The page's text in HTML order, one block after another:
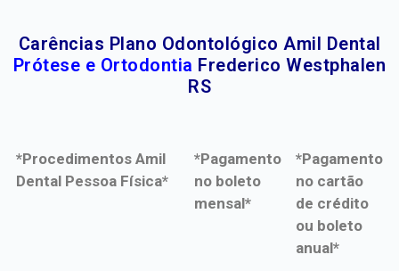
Carências Plano Odontológico Amil Dental
Prótese e Ortodontia Frederico Westphalen
RS
*Procedimentos Amil
Dental Pessoa Física*
*Pagamento
no boleto
mensal*
*Pagamento
no cartão
de crédito
ou boleto
anual*